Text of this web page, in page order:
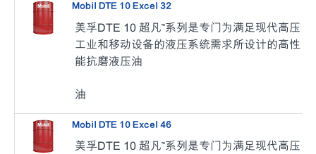
Mobil DTE 10 Excel 32
美孚DTE 10 超凡™系列是专门为满足现代高压
工业和移动设备的液压系统需求所设计的高性
能抗磨液压油
油
Mobil DTE 10 Excel 46
美孚DTE 10 超凡™系列是专门为满足现代高压